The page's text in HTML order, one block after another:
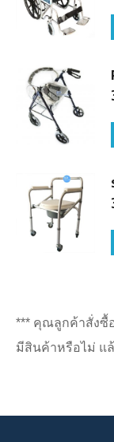
*** คุณลูกค้าสั่งซื้
มีสินค้าหรือไม่ แ